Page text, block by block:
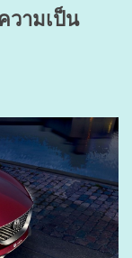
วามเป็น